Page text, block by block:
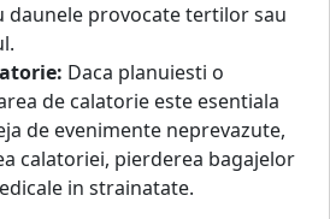
daunele provocate tertilor sau
Daca planuiesti o
de calatorie este esentiala
de evenimente neprevazute,
calatoriei, pierderea bagajelor
in strainatate.